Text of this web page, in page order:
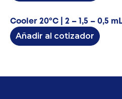
Cooler 20ºC | 2 – 1,5 – 0,5
Añadir al cotizador